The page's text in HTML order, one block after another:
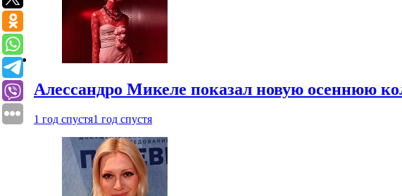
Алессандро Микеле показал новую осеннюю
1 год спустя1 год спустя